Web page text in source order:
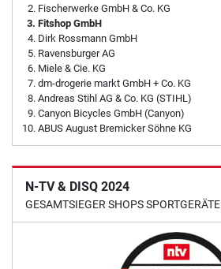
Fischerwerke GmbH & Co. KG
Fitshop GmbH
Dirk Rossmann GmbH
Ravensburger AG
Miele & Cie. KG
dm-drogerie markt GmbH + Co. KG
Andreas Stihl AG & Co. KG (STIHL)
Canyon Bicycles GmbH (Canyon)
ABUS August Bremicker Söhne KG
N-TV & DISQ 2024
GESAMTSIEGER SHOPS SPORTGERÄTE